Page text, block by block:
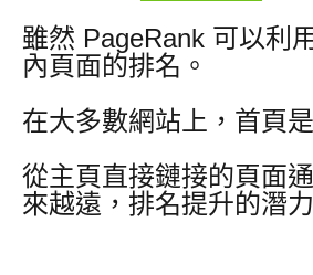
雖然 PageRank 可以利
內頁面的排名。
在大多數網站上，首頁
從主頁直接鏈接的頁面
來越遠，排名提升的潛